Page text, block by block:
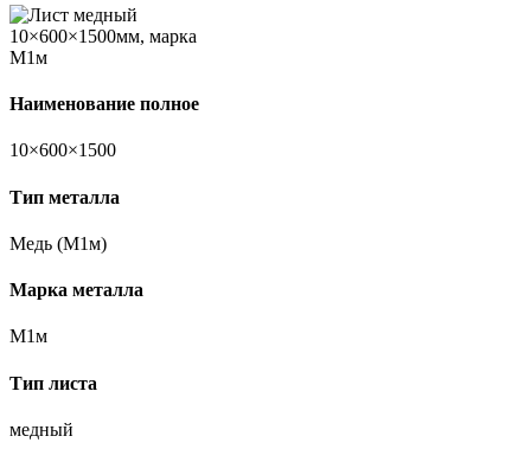
Наименование полное
10×600×1500
Тип металла
Медь (М1м)
Марка металла
М1м
Тип листа
медный